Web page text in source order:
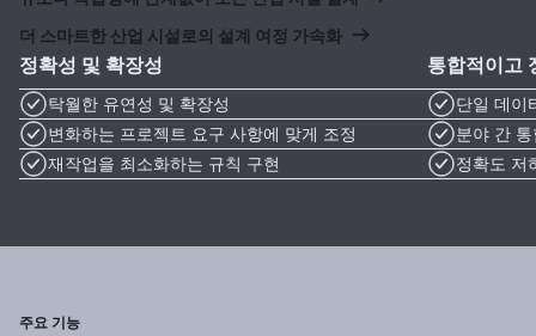
더 스마트한 산업 시설로의 설계 여정 가속화
정확성 및 확장성
탁월한 유연성 및 확장성
변화하는 프로젝트 요구 사항에 맞게 조정
재작업을 최소화하는 규칙 구현
통합적이고
단일 데이
분야 간
정확도 저
주요 기능